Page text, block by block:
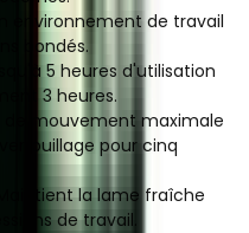
environnement de travail
bondés.
5 heures d'utilisation
3 heures.
de mouvement maximale
pour cinq
Maintient la lame fraîche
de travail.